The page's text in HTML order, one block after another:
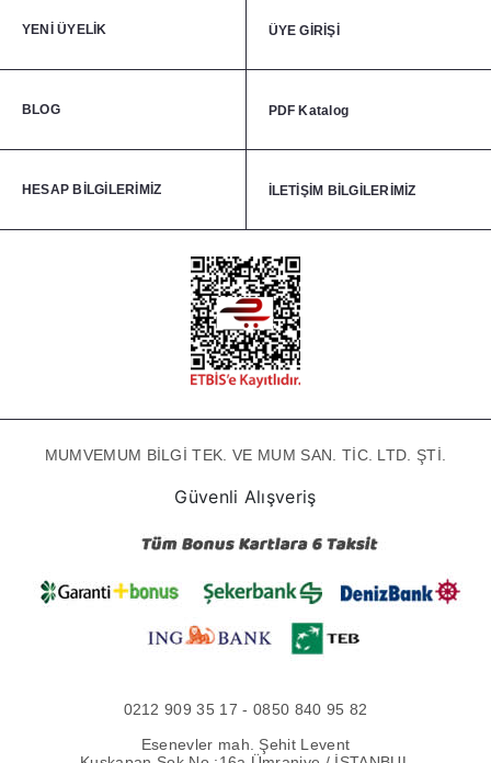
YENİ ÜYELİK ÜYE GİRİŞİ
BLOG PDF Katalog
HESAP BİLGİLERİMİZ İLETİŞİM BİLGİLERİMİZ
MUMVEMUM BİLGİ TEK. VE MUM SAN. TİC. LTD. ŞTİ.
Güvenli Alışveriş
0212 909 35 17 - 0850 840 95 82
Esenevler mah. Şehit Levent